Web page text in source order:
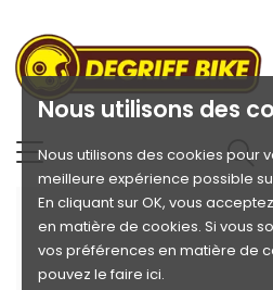
Nous utilisons des
Nous utilisons des cookies pour
meilleure expérience possible
En cliquant sur OK, vous
en matière de cookies. Si vous
vos préférences en matière de
pouvez le faire ici.